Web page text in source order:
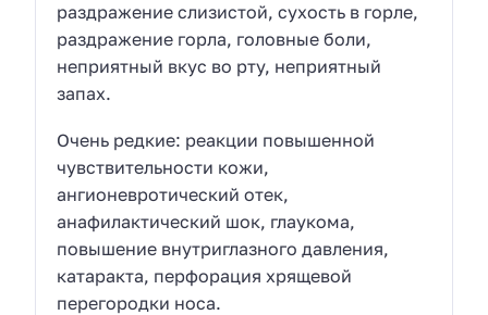
раздражение слизистой, сухость в горле,
раздражение горла, головные боли,
неприятный вкус во рту, неприятный
запах.
Очень редкие: реакции повышенной
чувствительности кожи,
ангионевротический отек,
анафилактический шок, глаукома,
повышение внутриглазного давления,
катаракта, перфорация хрящевой
перегородки носа.